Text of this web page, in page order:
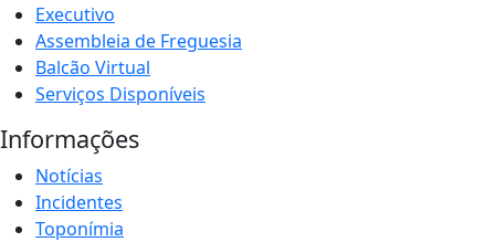
Executivo
Assembleia de Freguesia
Balcão Virtual
Serviços Disponíveis
Informações
Notícias
Incidentes
Toponímia